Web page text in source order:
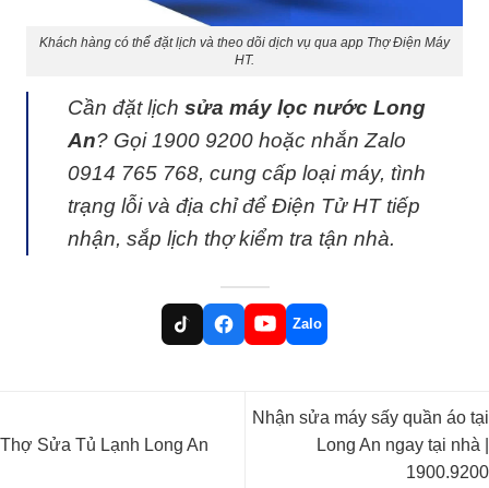
Khách hàng có thể đặt lịch và theo dõi dịch vụ qua app Thợ Điện Máy
HT.
Cần đặt lịch sửa máy lọc nước Long
An? Gọi1900 9200 hoặc nhắn Zalo
0914 765 768, cung cấp loại máy, tình
trạng lỗi và địa chỉ để Điện Tử HT tiếp
nhận, sắp lịch thợ kiểm tra tận nhà.
Zalo
Thợ Sửa Tủ Lạnh Long An
Nhận sửa máy sấy quần áo tại
Long An ngay tại nhà |
1900.9200